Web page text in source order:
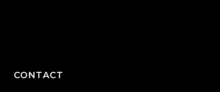
CONTACT